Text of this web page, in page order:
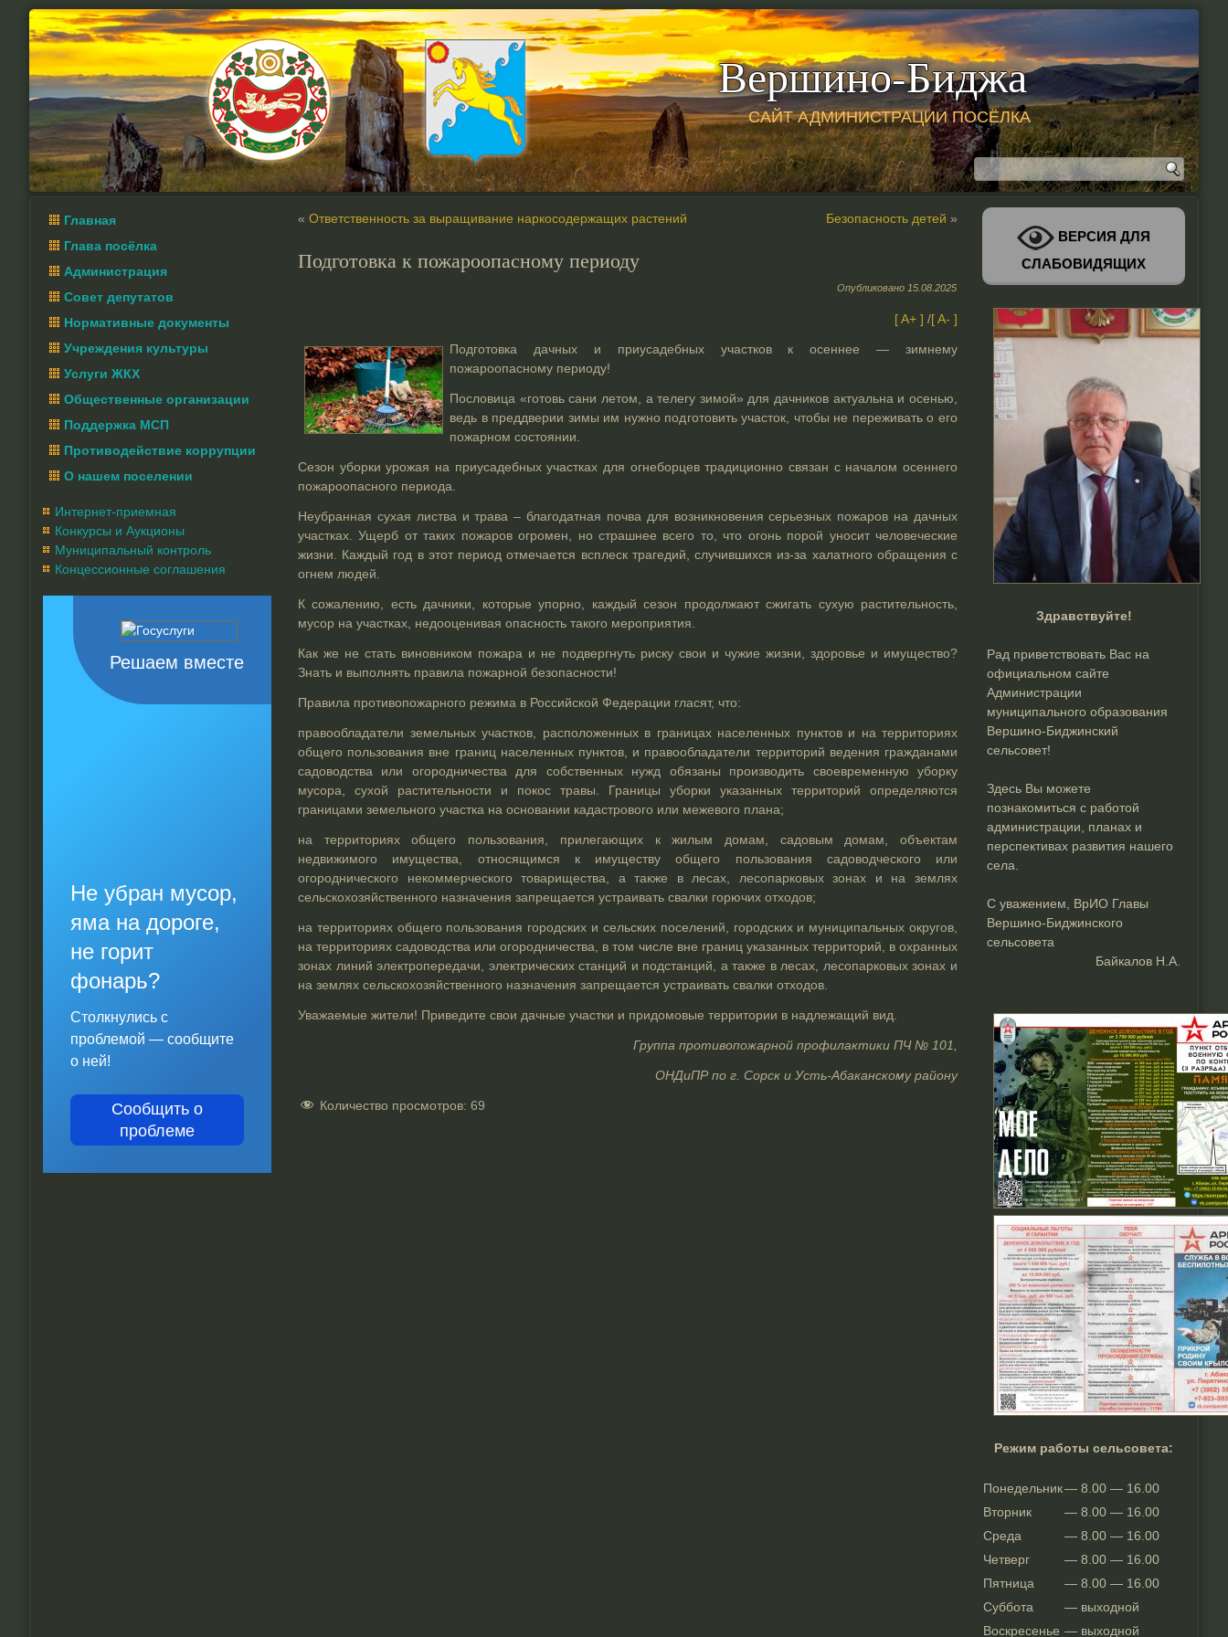
Вершино-Биджа
САЙТ АДМИНИСТРАЦИИ ПОСЁЛКА
Главная
Глава посёлка
Администрация
Совет депутатов
Нормативные документы
Учреждения культуры
Услуги ЖКХ
Общественные организации
Поддержка МСП
Противодействие коррупции
О нашем поселении
Интернет-приемная
Конкурсы и Аукционы
Муниципальный контроль
Концессионные соглашения
Решаем вместе
Не убран мусор,
яма на дороге,
не горит
фонарь?
Столкнулись с
проблемой — сообщите
о ней!
Сообщить о
проблеме
« Ответственность за выращивание наркосодержащих растений Безопасность детей »
Подготовка к пожароопасному периоду
Опубликовано 15.08.2025
[ A+ ] /[ A- ]
Подготовка дачных и приусадебных участков к осеннее — зимнему
пожароопасному периоду!
Пословица «готовь сани летом, а телегу зимой» для дачников актуальна и осенью,
ведь в преддверии зимы им нужно подготовить участок, чтобы не переживать о его
пожарном состоянии.
Сезон уборки урожая на приусадебных участках для огнеборцев традиционно связан с началом осеннего
пожароопасного периода.
Неубранная сухая листва и трава – благодатная почва для возникновения серьезных пожаров на дачных
участках. Ущерб от таких пожаров огромен, но страшнее всего то, что огонь порой уносит человеческие
жизни. Каждый год в этот период отмечается всплеск трагедий, случившихся из-за халатного обращения с
огнем людей.
К сожалению, есть дачники, которые упорно, каждый сезон продолжают сжигать сухую растительность,
мусор на участках, недооценивая опасность такого мероприятия.
Как же не стать виновником пожара и не подвергнуть риску свои и чужие жизни, здоровье и имущество?
Знать и выполнять правила пожарной безопасности!
Правила противопожарного режима в Российской Федерации гласят, что:
правообладатели земельных участков, расположенных в границах населенных пунктов и на территориях
общего пользования вне границ населенных пунктов, и правообладатели территорий ведения гражданами
садоводства или огородничества для собственных нужд обязаны производить своевременную уборку
мусора, сухой растительности и покос травы. Границы уборки указанных территорий определяются
границами земельного участка на основании кадастрового или межевого плана;
на территориях общего пользования, прилегающих к жилым домам, садовым домам, объектам
недвижимого имущества, относящимся к имуществу общего пользования садоводческого или
огороднического некоммерческого товарищества, а также в лесах, лесопарковых зонах и на землях
сельскохозяйственного назначения запрещается устраивать свалки горючих отходов;
на территориях общего пользования городских и сельских поселений, городских и муниципальных округов,
на территориях садоводства или огородничества, в том числе вне границ указанных территорий, в охранных
зонах линий электропередачи, электрических станций и подстанций, а также в лесах, лесопарковых зонах и
на землях сельскохозяйственного назначения запрещается устраивать свалки отходов.
Уважаемые жители! Приведите свои дачные участки и придомовые территории в надлежащий вид.
Группа противопожарной профилактики ПЧ № 101,
ОНДиПР по г. Сорск и Усть-Абаканскому району
Количество просмотров: 69
ВЕРСИЯ ДЛЯ
СЛАБОВИДЯЩИХ
Здравствуйте!
Рад приветствовать Вас на
официальном сайте
Администрации
муниципального образования
Вершино-Биджинский
сельсовет!
Здесь Вы можете
познакомиться с работой
администрации, планах и
перспективах развития нашего
села.
С уважением, ВрИО Главы
Вершино-Биджинского
сельсовета
Байкалов Н.А.
Режим работы сельсовета:
Понедельник— 8.00 — 16.00
Вторник
— 8.00 — 16.00
Среда
— 8.00 — 16.00
Четверг
— 8.00 — 16.00
Пятница
— 8.00 — 16.00
Суббота
— выходной
Воскресенье — выходной